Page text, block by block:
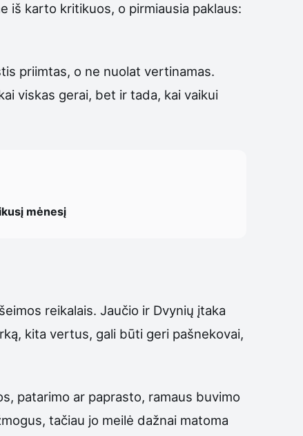
iš karto kritikuos, o pirmiausia paklaus:
priimtas, o ne nuolat vertinamas.
viskas gerai, bet ir tada, kai vaikui
mėnesį
reikalais. Jaučio ir Dvynių įtaka
kita vertus, gali būti geri pašnekovai,
patarimo ar paprasto, ramaus buvimo
tačiau jo meilė dažnai matoma